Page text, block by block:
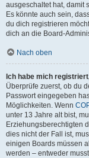
ausgeschaltet hat, damit
Es könnte auch sein,
du dich registrieren
dich an die Board-
Nach oben
Ich habe mich
Überprüfe zuerst, ob du
Passwort eingegeben
Möglichkeiten. Wenn
unter 13 Jahre alt bist,
Erziehungsberechtigten
dies nicht der Fall ist,
einigen Boards müssen
werden – entweder